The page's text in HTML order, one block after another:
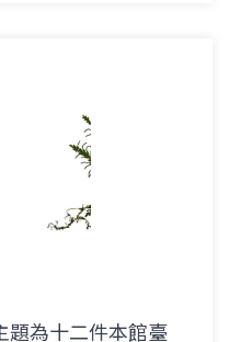
題為十二件本館臺